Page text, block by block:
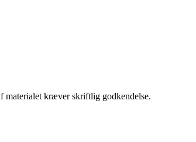
materialet kræver skriftlig godkendelse.